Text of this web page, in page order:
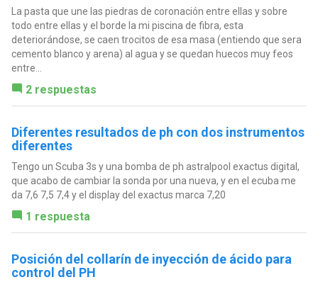
La pasta que une las piedras de coronación entre ellas y sobre
todo entre ellas y el borde la mi piscina de fibra, esta
deteriorándose, se caen trocitos de esa masa (entiendo que sera
cemento blanco y arena) al agua y se quedan huecos muy feos
entre...
2 respuestas
Diferentes resultados de ph con dos instrumentos
diferentes
Tengo un Scuba 3s y una bomba de ph astralpool exactus digital,
que acabo de cambiar la sonda por una nueva, y en el ecuba me
da 7,6 7,5 7,4 y el display del exactus marca 7,20
1 respuesta
Posición del collarín de inyección de ácido para
control del PH